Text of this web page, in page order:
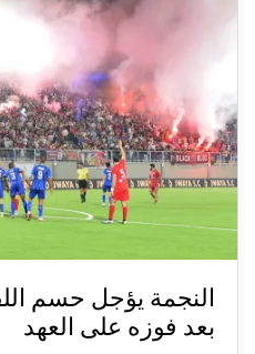
النجمة يؤجل حسم
بعد فوزه على العهد